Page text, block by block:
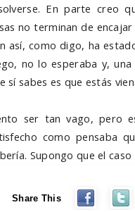
En parte creo
no terminan de
así, como digo, ha
no lo esperaba y,
sí sabes es que estás
ser tan vago, pero
como pensaba
Supongo que el caso
Share This